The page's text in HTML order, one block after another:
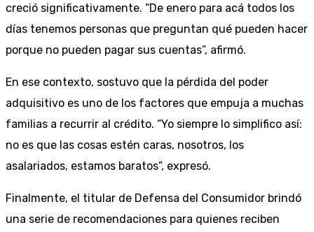
creció significativamente. “De enero para acá todos los
días tenemos personas que preguntan qué pueden hacer
porque no pueden pagar sus cuentas”, afirmó.
En ese contexto, sostuvo que la pérdida del poder
adquisitivo es uno de los factores que empuja a muchas
familias a recurrir al crédito. “Yo siempre lo simplifico así:
no es que las cosas estén caras, nosotros, los
asalariados, estamos baratos”, expresó.
Finalmente, el titular de Defensa del Consumidor brindó
una serie de recomendaciones para quienes reciben